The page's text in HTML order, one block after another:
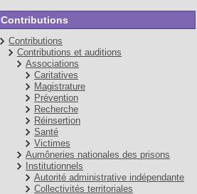
Contributions
Contributions
Contributions et auditions
Associations
Caritatives
Magistrature
Prévention
Recherche
Réinsertion
Santé
Victimes
Aumôneries nationales des prisons
Institutionnels
Autorité administrative indépendante
Collectivités territoriales